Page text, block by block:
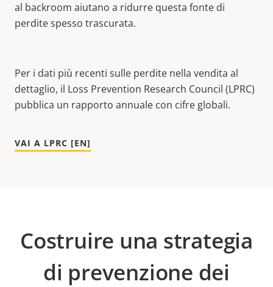
al backroom aiutano a ridurre questa fonte di
perdite spesso trascurata.
Per i dati più recenti sulle perdite nella vendita al
dettaglio, il Loss Prevention Research Council (LPRC)
pubblica un rapporto annuale con cifre globali.
VAI A LPRC [EN]
Costruire una strategia
di prevenzione dei